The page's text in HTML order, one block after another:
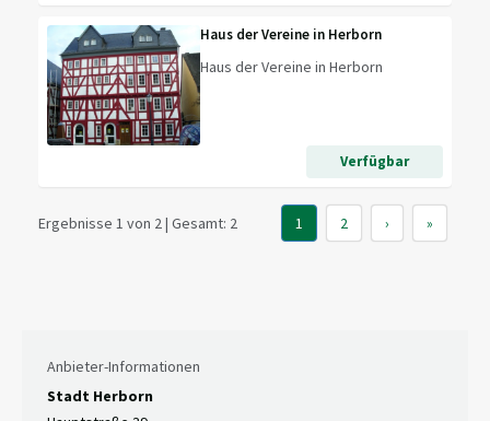
Haus der Vereine in Herborn
Haus der Vereine in Herborn
Verfügbar
Ergebnisse 1 von 2 | Gesamt: 2 1 2 › »
Anbieter-Informationen
Stadt Herborn